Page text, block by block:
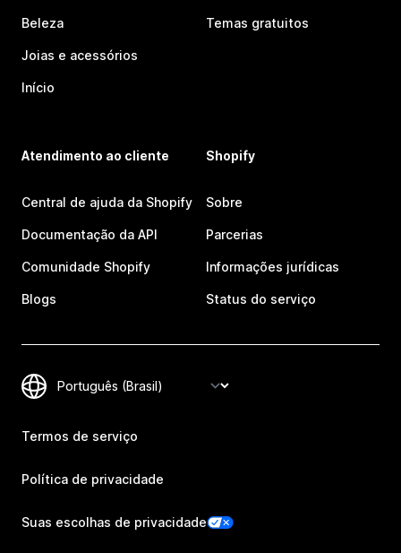
Beleza
Joias e acessórios
Início
Temas gratuitos
Atendimento ao cliente
Central de ajuda da Shopify
Documentação da API
Comunidade Shopify
Blogs
Shopify
Sobre
Parcerias
Informações jurídicas
Status do serviço
Termos de serviço
Política de privacidade
Suas escolhas de privacidade